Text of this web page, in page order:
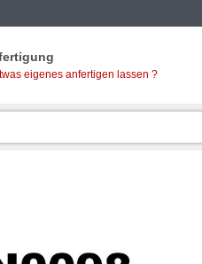
eigenes anfertigen lassen ?